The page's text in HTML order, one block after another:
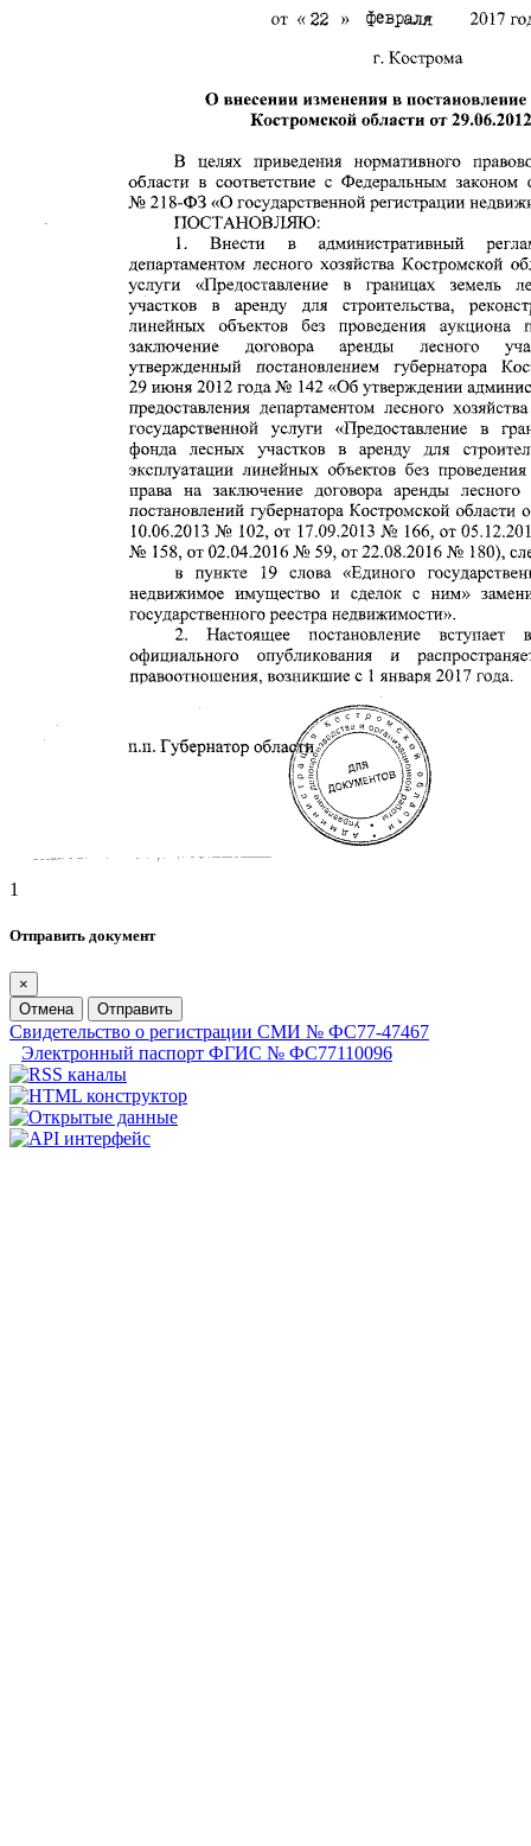
1
Отправить документ
×
Отмена
Отправить
Свидетельство о регистрации СМИ № ФС77-47467
Электронный паспорт ФГИС № ФС77110096